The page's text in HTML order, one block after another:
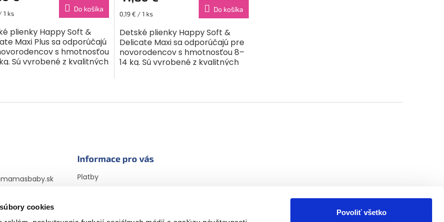
cookies
Povoliť všetko
1 ks
Do košíka
plienky Happy Soft &
Maxi Plus sa odporúčajú
s hmotnosťou
Sú vyrobené z kvalitných
Jednotková
0,19 € / 1 ks
Do košíka
Detské plienky Happy Soft &
Delicate Maxi sa odporúčajú pre
novorodencov s hmotnosťou 8–
14 kg. Sú vyrobené z kvalitných
v
mamasbaby.sk
Informace pro vás
Platby